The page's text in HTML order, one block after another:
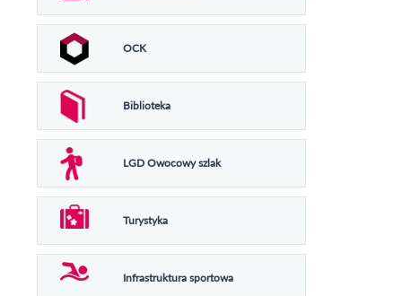
OCK
Biblioteka
LGD Owocowy szlak
Turystyka
Infrastruktura sportowa